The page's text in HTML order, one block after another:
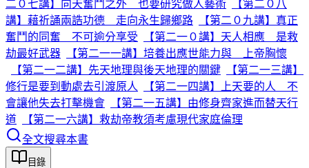
二０七講】向天奮鬥之外 也要研究做人藝術
【第二０八
講】藉祈誦兩誥功德 走向永生歸鄉路
【第二０九講】真正
奮鬥的同奮 不可逾分享受
【第二一０講】天人相應 是救
劫最好武器
【第二一一講】培養出應世能力與 上帝胸懷
【第二一二講】先天地理與後天地理的關鍵
【第二一三講】
修行是要到動處去引渡原人
【第二一四講】上天要的人 不
會讓他失去打擊機會
【第二一五講】由修身齊家進而替天行
道
【第二一六講】救劫帝教須考慮現代家庭倫理
全文搜尋本書
目錄